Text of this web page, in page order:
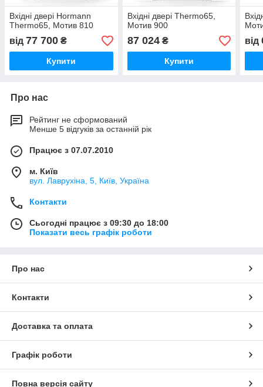
Вхідні двері Hormann
Thermo65, Мотив 810
від 77 700 ₴
Купити
Вхідні двері Thermo65,
Мотив 900
87 024₴
Купити
від
Про нас
Рейтинг не сформований
Менше 5 відгуків за останній рік
Працює з 07.07.2010
м. Київ
вул. Лаврухіна, 5, Київ, Україна
Контакти
Сьогодні працює з 09:30 до 18:00
Показати весь графік роботи
Про нас
Контакти
Доставка та оплата
Графік роботи
Повна версія сайту